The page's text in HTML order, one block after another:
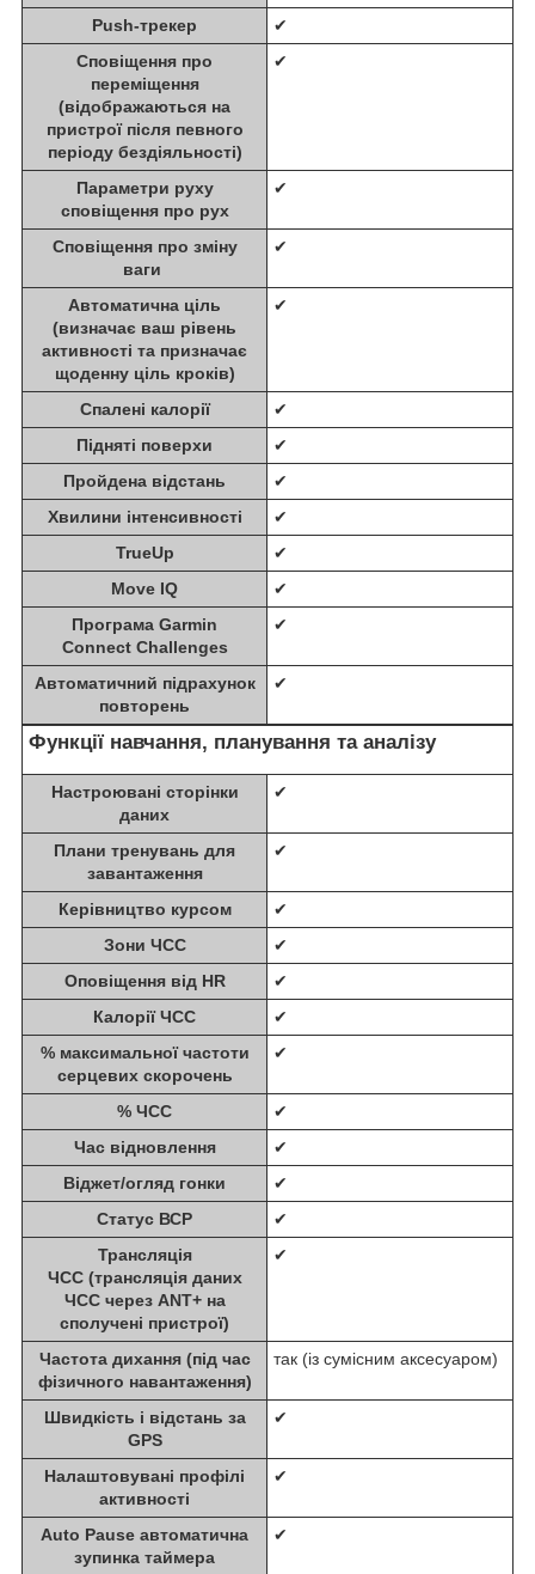
Push-трекер
✔
Сповіщення про
переміщення
(відображаються на
пристрої після певного
періоду бездіяльності)
✔
Параметри руху
сповіщення про рух
✔
Сповіщення про зміну
ваги
✔
Автоматична ціль
(визначає ваш рівень
активності та призначає
щоденну ціль кроків)
✔
Спалені калорії
✔
Підняті поверхи
✔
Пройдена відстань
✔
Хвилини інтенсивності
✔
TrueUp
✔
Move IQ
✔
Програма Garmin
Connect Challenges
✔
Автоматичний підрахунок
повторень
✔
Функції навчання, планування та аналізу
Настроювані сторінки
даних
✔
Плани тренувань для
завантаження
✔
Керівництво курсом
✔
Зони ЧСС
✔
Оповіщення від HR
✔
Калорії ЧСС
✔
% максимальної частоти
серцевих скорочень
✔
% ЧСС
✔
Час відновлення
✔
Віджет/огляд гонки
✔
Статус ВСР
✔
Трансляція
ЧСС (трансляція даних
ЧСС через ANT+ на
сполучені пристрої)
✔
Частота дихання (під час
фізичного навантаження)
так (із сумісним аксесуаром)
Швидкість і відстань за
GPS
✔
Налаштовувані профілі
активності
✔
Auto Pause автоматична
зупинка таймера
✔